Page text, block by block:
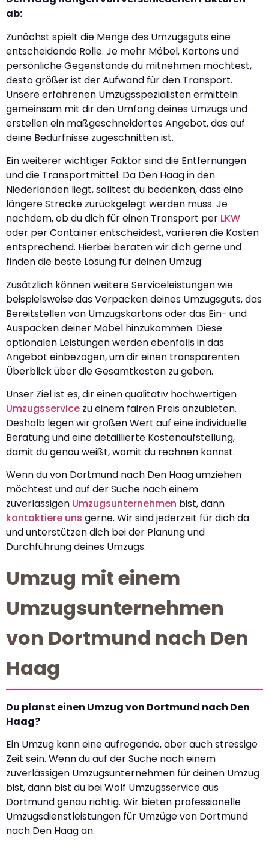
ab:
Zunächst spielt die Menge des Umzugsguts eine
entscheidende Rolle. Je mehr Möbel, Kartons und
persönliche Gegenstände du mitnehmen möchtest,
desto größer ist der Aufwand für den Transport.
Unsere erfahrenen Umzugsspezialisten ermitteln
gemeinsam mit dir den Umfang deines Umzugs und
erstellen ein maßgeschneidertes Angebot, das auf
deine Bedürfnisse zugeschnitten ist.
Ein weiterer wichtiger Faktor sind die Entfernungen
und die Transportmittel. Da Den Haag in den
Niederlanden liegt, solltest du bedenken, dass eine
längere Strecke zurückgelegt werden muss. Je
nachdem, ob du dich für einen Transport per LKW
oder per Container entscheidest, variieren die Kosten
entsprechend. Hierbei beraten wir dich gerne und
finden die beste Lösung für deinen Umzug.
Zusätzlich können weitere Serviceleistungen wie
beispielsweise das Verpacken deines Umzugsguts, das
Bereitstellen von Umzugskartons oder das Ein- und
Auspacken deiner Möbel hinzukommen. Diese
optionalen Leistungen werden ebenfalls in das
Angebot einbezogen, um dir einen transparenten
Überblick über die Gesamtkosten zu geben.
Unser Ziel ist es, dir einen qualitativ hochwertigen
Umzugsservice zu einem fairen Preis anzubieten.
Deshalb legen wir großen Wert auf eine individuelle
Beratung und eine detaillierte Kostenaufstellung,
damit du genau weißt, womit du rechnen kannst.
Wenn du von Dortmund nach Den Haag umziehen
möchtest und auf der Suche nach einem
zuverlässigen Umzugsunternehmen bist, dann
kontaktiere uns gerne. Wir sind jederzeit für dich da
und unterstützen dich bei der Planung und
Durchführung deines Umzugs.
Umzug mit einem
Umzugsunternehmen
von Dortmund nach Den
Haag
Du planst einen Umzug von Dortmund nach Den
Haag?
Ein Umzug kann eine aufregende, aber auch stressige
Zeit sein. Wenn du auf der Suche nach einem
zuverlässigen Umzugsunternehmen für deinen Umzug
bist, dann bist du bei Wolf Umzugsservice aus
Dortmund genau richtig. Wir bieten professionelle
Umzugsdienstleistungen für Umzüge von Dortmund
nach Den Haag an.